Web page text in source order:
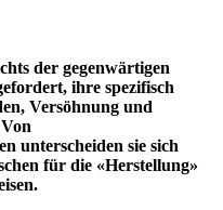
der gegenwärtigen
ihre spezifisch
Versöhnung und
unterscheiden sie sich
für die «Herstellung»